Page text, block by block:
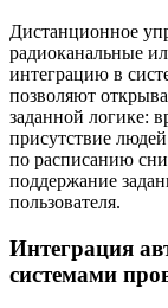
Дистанционное
радиоканальные
интеграцию в
позволяют
заданной логике:
присутствие
по расписанию
поддержание
пользователя.
Интеграция
системами